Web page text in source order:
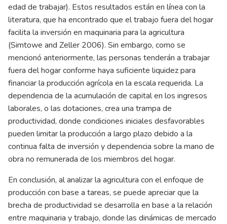
edad de trabajar). Estos resultados están en línea con la
literatura, que ha encontrado que el trabajo fuera del hogar
facilita la inversión en maquinaria para la agricultura
(Simtowe and Zeller 2006). Sin embargo, como se
mencionó anteriormente, las personas tenderán a trabajar
fuera del hogar conforme haya suficiente liquidez para
financiar la producción agrícola en la escala requerida. La
dependencia de la acumulación de capital en los ingresos
laborales, o las dotaciones, crea una trampa de
productividad, donde condiciones iniciales desfavorables
pueden limitar la producción a largo plazo debido a la
continua falta de inversión y dependencia sobre la mano de
obra no remunerada de los miembros del hogar.
En conclusión, al analizar la agricultura con el enfoque de
producción con base a tareas, se puede apreciar que la
brecha de productividad se desarrolla en base a la relación
entre maquinaria y trabajo, donde las dinámicas de mercado